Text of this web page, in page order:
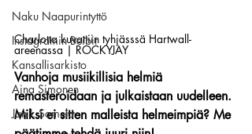
Naku Naapurintyttö
Instagramin Beibit
Kansallisarkisto
Aina Simonen
Jan I. Somela
Charlotta kuvattiin tyhjässsä Hartwall-
areenassa | ROCKYJAY
Vanhoja musiikillisia helmiä
remasteroidaan ja julkaistaan uudelleen.
Miksi ei sitten malleista helmeimpiä? Me